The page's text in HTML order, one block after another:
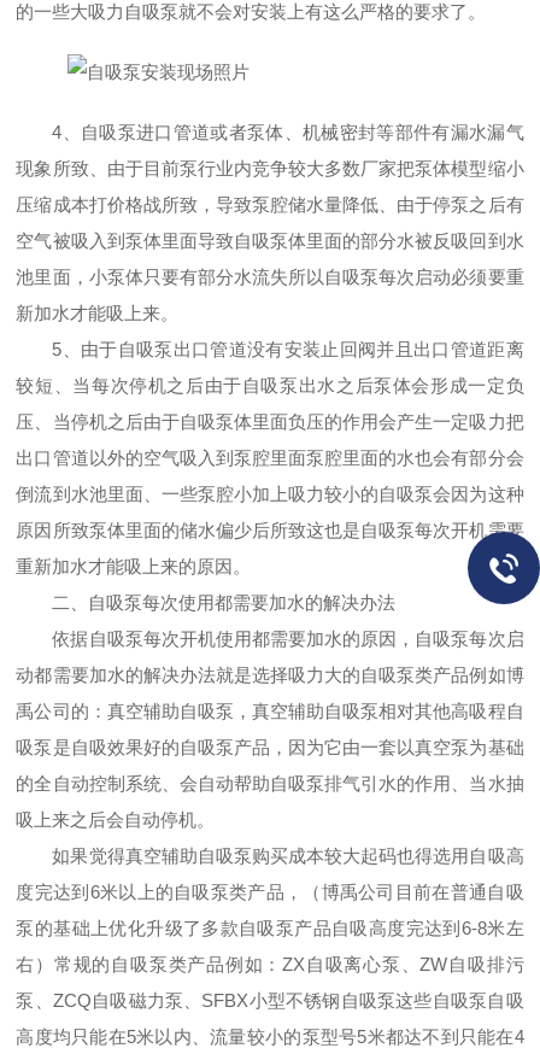
的一些大吸力自吸泵就不会对安装上有这么严格的要求了。
4、自吸泵进口管道或者泵体、机械密封等部件有漏水漏气
现象所致、由于目前泵行业内竞争较大多数厂家把泵体模型缩小
压缩成本打价格战所致，导致泵腔储水量降低、由于停泵之后有
空气被吸入到泵体里面导致自吸泵体里面的部分水被反吸回到水
池里面，小泵体只要有部分水流失所以自吸泵每次启动必须要重
新加水才能吸上来。
5、由于自吸泵出口管道没有安装止回阀并且出口管道距离
较短、当每次停机之后由于自吸泵出水之后泵体会形成一定负
压、当停机之后由于自吸泵体里面负压的作用会产生一定吸力把
出口管道以外的空气吸入到泵腔里面泵腔里面的水也会有部分会
倒流到水池里面、一些泵腔小加上吸力较小的自吸泵会因为这种
原因所致泵体里面的储水偏少后所致这也是自吸泵每次开机需要
重新加水才能吸上来的原因。
二、自吸泵每次使用都需要加水的解决办法
依据自吸泵每次开机使用都需要加水的原因，自吸泵每次启
动都需要加水的解决办法就是选择吸力大的自吸泵类产品例如博
禹公司的：真空辅助自吸泵，真空辅助自吸泵相对其他高吸程自
吸泵是自吸效果好的自吸泵产品，因为它由一套以真空泵为基础
的全自动控制系统、会自动帮助自吸泵排气引水的作用、当水抽
吸上来之后会自动停机。
如果觉得真空辅助自吸泵购买成本较大起码也得选用自吸高
度完达到6米以上的自吸泵类产品，（博禹公司目前在普通自吸
泵的基础上优化升级了多款自吸泵产品自吸高度完达到6-8米左
右）常规的自吸泵类产品例如：ZX自吸离心泵、ZW自吸排污
泵、ZCQ自吸磁力泵、SFBX小型不锈钢自吸泵这些自吸泵自吸
高度均只能在5米以内、流量较小的泵型号5米都达不到只能在4